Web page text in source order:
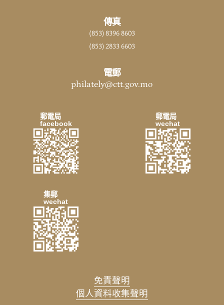
免責聲明
個人資料收集聲明
郵電局
facebook
郵電局
wechat
集郵
wechat
傳真
(853) 8396 8603
(853) 2833 6603
電郵
philately@ctt.gov.mo